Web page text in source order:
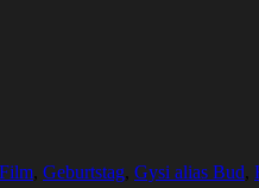
Film, Geburtstag, Gysi alias Bud,